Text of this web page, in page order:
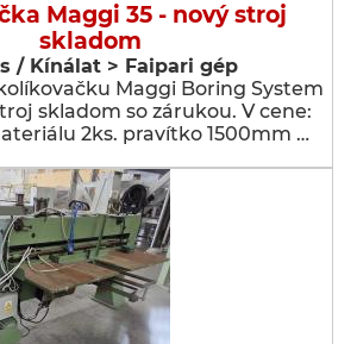
Maggi 35 - nový stroj
skladom
/ Kínálat > Faipari gép
Maggi Boring System
skladom so zárukou. V cene:
2ks. pravítko 1500mm …